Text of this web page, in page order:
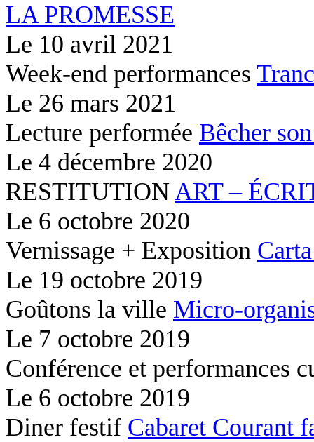
LA PROMESSE
Le 10 avril 2021
Week-end performances
Le 26 mars 2021
Lecture performée Bêcher
Le 4 décembre 2020
RESTITUTIONART –
Le 6 octobre 2020
Vernissage + Exposition
Le 19 octobre 2019
Goûtons la ville Micro-
Le 7 octobre 2019
Conférence et performances
Le 6 octobre 2019
Diner festif Cabaret Courant